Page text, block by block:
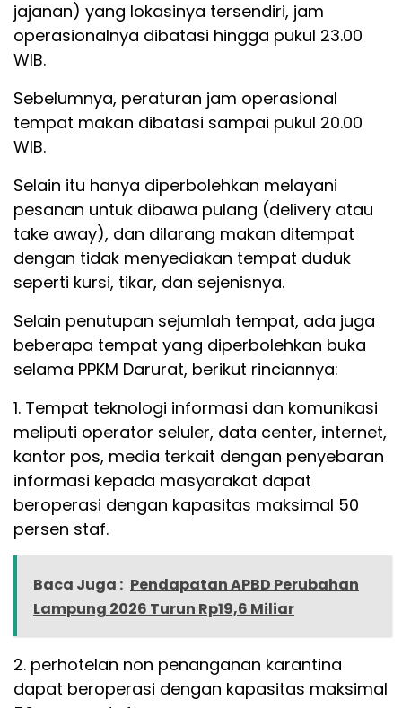
jajanan) yang lokasinya tersendiri, jam
operasionalnya dibatasi hingga pukul 23.00
WIB.
Sebelumnya, peraturan jam operasional
tempat makan dibatasi sampai pukul 20.00
WIB.
Selain itu hanya diperbolehkan melayani
pesanan untuk dibawa pulang (delivery atau
take away), dan dilarang makan ditempat
dengan tidak menyediakan tempat duduk
seperti kursi, tikar, dan sejenisnya.
Selain penutupan sejumlah tempat, ada juga
beberapa tempat yang diperbolehkan buka
selama PPKM Darurat, berikut rinciannya:
1. Tempat teknologi informasi dan komunikasi
meliputi operator seluler, data center, internet,
kantor pos, media terkait dengan penyebaran
informasi kepada masyarakat dapat
beroperasi dengan kapasitas maksimal 50
persen staf.
Baca Juga : Pendapatan APBD Perubahan
Lampung 2026 Turun Rp19,6 Miliar
2. perhotelan non penanganan karantina
dapat beroperasi dengan kapasitas maksimal